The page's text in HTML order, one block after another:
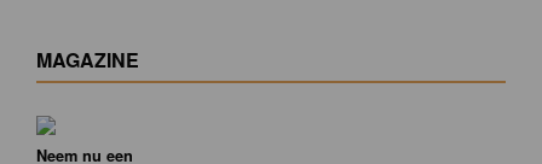
MAGAZINE
Neem nu een